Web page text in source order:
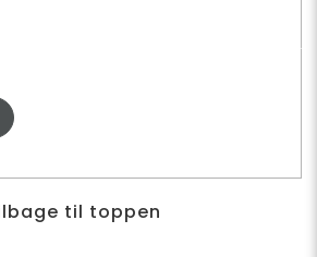
til toppen